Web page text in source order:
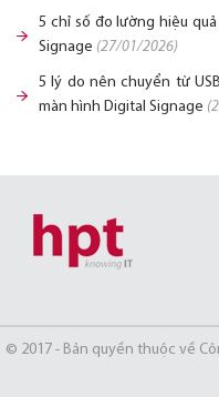
5 chỉ số đo lường hiệu
Signage (27/01/2026)
5 lý do nên chuyển từ
màn hình Digital Signage
© 2017 - Bản quyền thuộc về